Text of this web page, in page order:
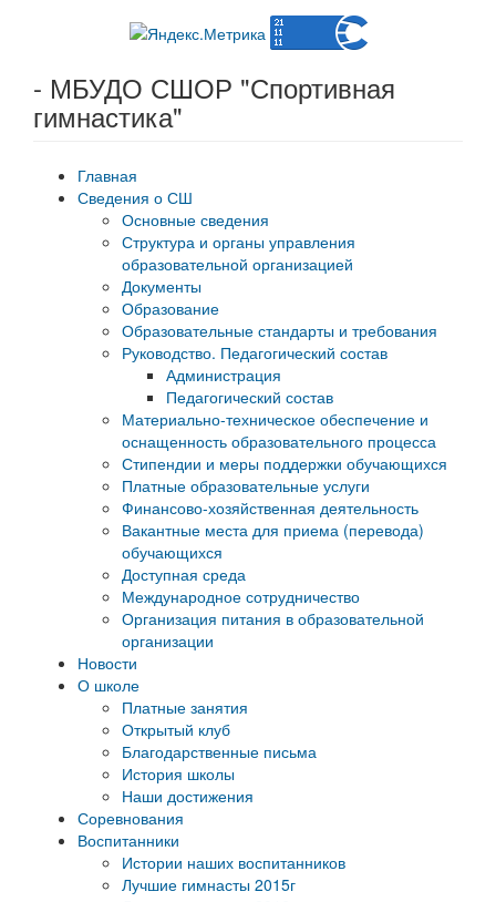
- МБУДО СШОР "Спортивная
гимнастика"
Главная
Сведения о СШ
Основные сведения
Структура и органы управления
образовательной организацией
Документы
Образование
Образовательные стандарты и требования
Руководство. Педагогический состав
Администрация
Педагогический состав
Материально-техническое обеспечение и
оснащенность образовательного процесса
Стипендии и меры поддержки обучающихся
Платные образовательные услуги
Финансово-хозяйственная деятельность
Вакантные места для приема (перевода)
обучающихся
Доступная среда
Международное сотрудничество
Организация питания в образовательной
организации
Новости
О школе
Платные занятия
Открытый клуб
Благодарственные письма
История школы
Наши достижения
Соревнования
Воспитанники
Истории наших воспитанников
Лучшие гимнасты 2015г